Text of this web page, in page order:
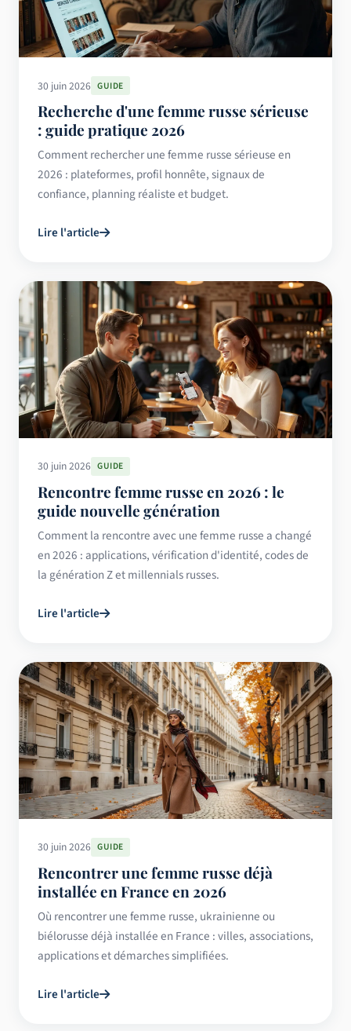
30 juin 2026 GUIDE
Recherche d'une femme russe sérieuse
: guide pratique 2026
Comment rechercher une femme russe sérieuse en
2026 : plateformes, profil honnête, signaux de
confiance, planning réaliste et budget.
Lire l'article
30 juin 2026 GUIDE
Rencontre femme russe en 2026 : le
guide nouvelle génération
Comment la rencontre avec une femme russe a changé
en 2026 : applications, vérification d'identité, codes de
la génération Z et millennials russes.
Lire l'article
30 juin 2026 GUIDE
Rencontrer une femme russe déjà
installée en France en 2026
Où rencontrer une femme russe, ukrainienne ou
biélorusse déjà installée en France : villes, associations,
applications et démarches simplifiées.
Lire l'article